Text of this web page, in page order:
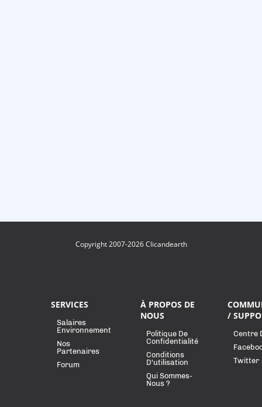
Copyright 2007-2026 Clicandearth
SERVICES
Salaires
Environnement
Nos
Partenaires
Forum
À PROPOS DE
NOUS
Politique De
Confidentialité
Conditions
D'utilisation
Qui Sommes-
Nous ?
/
Centre
Twitter